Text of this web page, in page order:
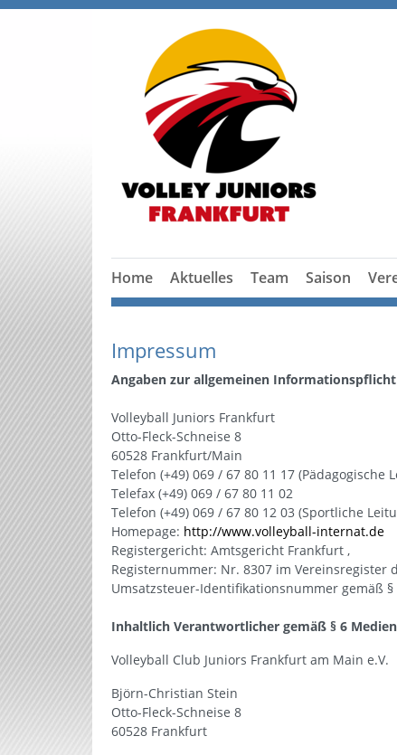
Home Aktuelles Team Saison
Impressum
Angaben zur allgemeinen Informationspflicht
Volleyball Juniors Frankfurt
Otto-Fleck-Schneise 8
60528 Frankfurt/Main
Telefon (+49) 069 / 67 80 11 17 (Pädagogische
Telefax (+49) 069 / 67 80 11 02
Telefon (+49) 069 / 67 80 12 03 (Sportliche
Homepage: http://www.volleyball-internat.de
Registergericht: Amtsgericht Frankfurt ,
Registernummer: Nr. 8307 im Vereinsregister
Umsatzsteuer-Identifikationsnummer gemäß §
Inhaltlich Verantwortlicher gemäß § 6
Volleyball Club Juniors Frankfurt am Main e.V.
Björn-Christian Stein
Otto-Fleck-Schneise 8
60528 Frankfurt